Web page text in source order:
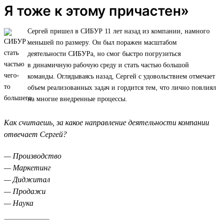
Я тоже к этому причастен»
Сергей пришел в СИБУР 11 лет назад из компании, намного
меньшей по размеру. Он был поражен масштабом
деятельности СИБУРа, но смог быстро погрузиться
в динамичную рабочую среду и стать частью большой
команды. Оглядываясь назад, Сергей с удовольствием отмечает
объем реализованных задач и гордится тем, что лично повлиял
на многие внедренные процессы.
Как считаешь, за какое направление деятельности компании
отвечает Сергей?
— Производство
— Маркетинг
— Диджитал
— Продажи
— Наука